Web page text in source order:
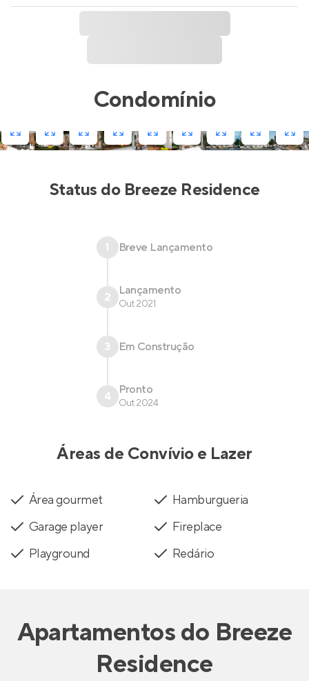
Condomínio
Status do Breeze Residence
1 Breve Lançamento
2 Lançamento
Out 2021
3 Em Construção
4 Pronto
Out 2024
Áreas de Convívio e Lazer
Área gourmet
Hamburgueria
Garage player
Fireplace
Playground
Redário
Apartamentosdo Breeze
Residence